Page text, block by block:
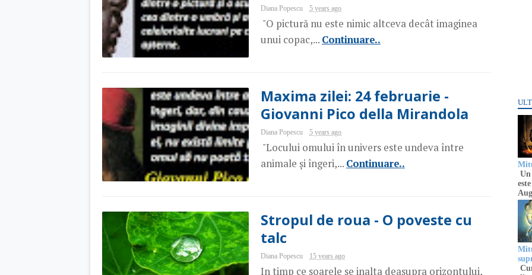
Diana Popescu 5 years ago
"O pictură nu este nimic altceva decât imaginea
unui copac,... Continuare..
Maxima zilei: 24 februarie -
Giovanni Pico della Mirandola
Diana Popescu 5 years ago
"Locului omului în univers este undeva între
animale și îngeri,... Continuare..
Stropul de roua - O poveste cu
talc
Diana Popescu 15 years ago
In timp ce soarele se inalta deasupra orizontului,